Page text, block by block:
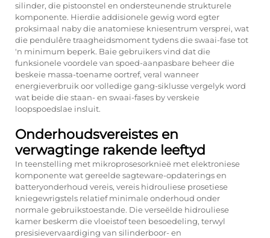
silinder, die pistoonstel en ondersteunende strukturele
komponente. Hierdie addisionele gewig word egter
proksimaal naby die anatomiese kniesentrum versprei, wat
die pendulêre traagheidsmoment tydens die swaai-fase tot
'n minimum beperk. Baie gebruikers vind dat die
funksionele voordele van spoed-aanpasbare beheer die
beskeie massa-toename oortref, veral wanneer
energieverbruik oor volledige gang-siklusse vergelyk word
wat beide die staan- en swaai-fases by verskeie
loopspoedslae insluit.
Onderhoudsvereistes en
verwagtinge rakende leeftyd
In teenstelling met mikroprosesorknieë met elektroniese
komponente wat gereelde sagteware-opdaterings en
batteryonderhoud vereis, vereis hidrouliese prosetiese
kniegewrigstels relatief minimale onderhoud onder
normale gebruikstoestande. Die verseëlde hidrouliese
kamer beskerm die vloeistof teen besoedeling, terwyl
presisievervaardiging van silinderboor- en